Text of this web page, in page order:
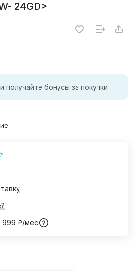
24GD>
и получайте бонусы за покупки
999 ₽/мес